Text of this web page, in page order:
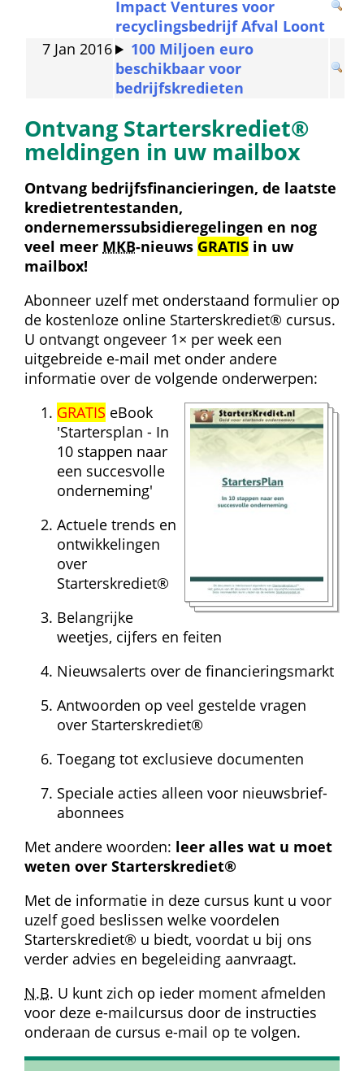
Impact Ventures voor
recyclingsbedrijf Afval Loont
7 Jan 2016
100 Miljoen euro
beschikbaar voor
bedrijfskredieten
Ontvang Starterskrediet®
meldingen in uw mailbox
Ontvang bedrijfsfinancieringen, de laatste
kredietrentestanden,
ondernemerssubsidieregelingen en nog
veel meer MKB-nieuws GRATIS in uw
mailbox!
Abonneer uzelf met onderstaand formulier op
de kostenloze online Starterskrediet® cursus.
U ontvangt ongeveer 1× per week een
uitgebreide e-mail met onder andere
informatie over de volgende onderwerpen:
GRATIS eBook
'Startersplan - In
10 stappen naar
een succesvolle
onderneming'
Actuele trends en
ontwikkelingen
over
Starterskrediet®
Belangrijke
weetjes, cijfers en feiten
Nieuwsalerts over de financieringsmarkt
Antwoorden op veel gestelde vragen
over Starterskrediet®
Toegang tot exclusieve documenten
Speciale acties alleen voor nieuwsbrief-
abonnees
Met andere woorden: leer alles wat u moet
weten over Starterskrediet®
Met de informatie in deze cursus kunt u voor
uzelf goed beslissen welke voordelen
Starterskrediet® u biedt, voordat u bij ons
verder advies en begeleiding aanvraagt.
N.B. U kunt zich op ieder moment afmelden
voor deze e-mailcursus door de instructies
onderaan de cursus e-mail op te volgen.